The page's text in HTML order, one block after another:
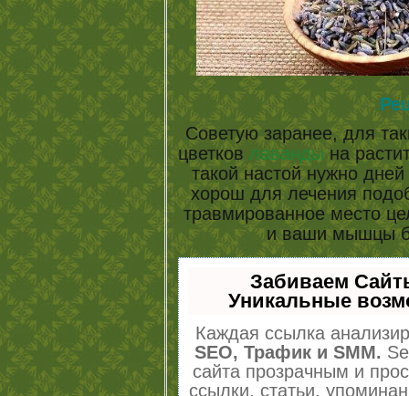
Советую заранее, для
цветков лавандына
такой настой нужно
хорош для лечения
травмированное место
и ваши мышцы
Забиваем
Уникальные
Каждая ссылка
SEO, Трафик и SMM.
сайта прозрачным и
ссылки, статьи,